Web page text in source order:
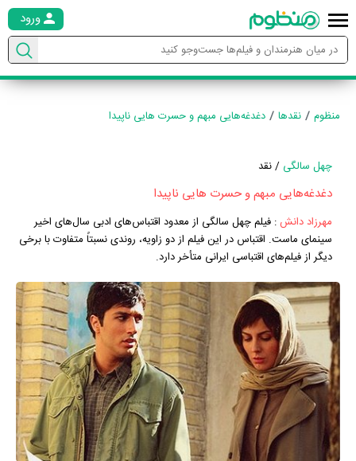
ورود
منظوم نقدها دغدغه‌هایی مبهم و حسرت هایی ناپیدا
چهل سالگی / نقد
دغدغه‌هایی مبهم و حسرت هایی ناپیدا
مهرزاد دانش : فیلم چهل سالگی از معدود اقتباس‌های ادبی سال‌های اخیر
سینمای ماست. اقتباس در این فیلم از دو زاویه، روندی نسبتاً متفاوت با برخی
دیگر از فیلم‌های اقتباسی ایرانی متأخر دارد.